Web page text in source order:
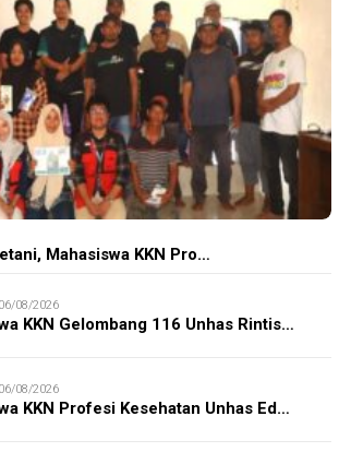
Mahasiswa KKN Pro…
06/08/2026
KKN Gelombang 116 Unhas Rintis…
06/08/2026
KKN Profesi Kesehatan Unhas Ed…